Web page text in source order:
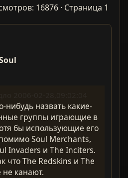
16876 · Страница 1
нибудь назвать какие-
группы играющие в
бы использующие его
Soul Merchants,
Invaders и The Inciters.
что The Redskins и The
не канают.